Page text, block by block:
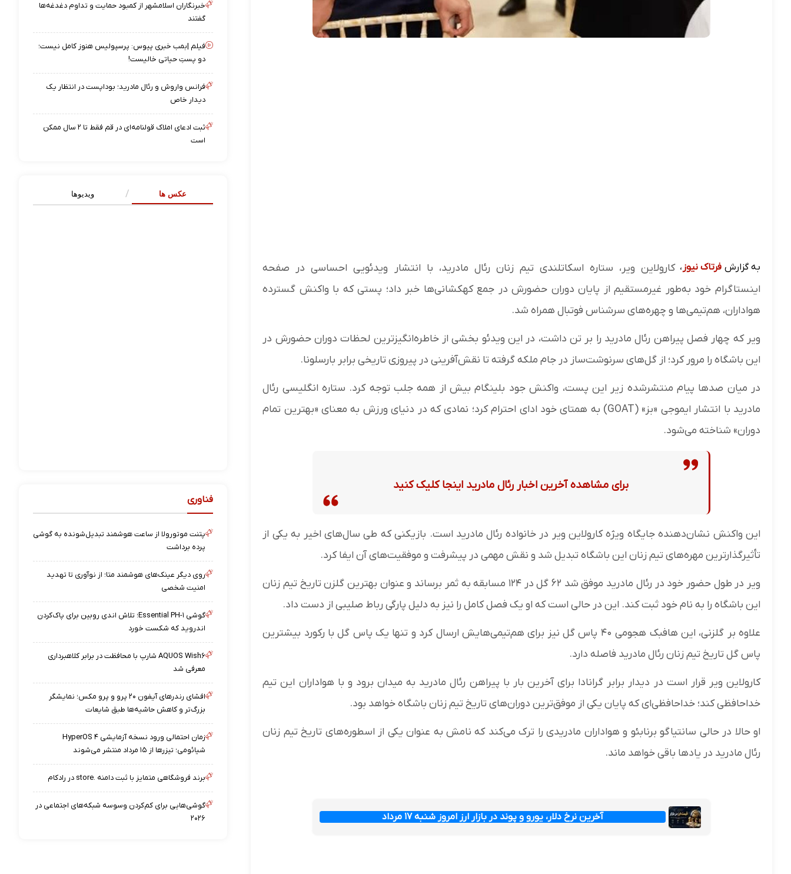
به گزارش فرتاک نیوز ، کارولاین ویر، ستاره اسکاتلندی تیم زنان رئال مادرید، با انتشار ویدئویی احساسی در صفحه
اینستاگرام خود به‌طور غیرمستقیم از پایان دوران حضورش در جمع کهکشانی‌ها خبر داد؛ پستی که با واکنش گسترده
هواداران، هم‌تیمی‌ها و چهره‌های سرشناس فوتبال همراه شد.
ویر که چهار فصل پیراهن رئال مادرید را بر تن داشت، در این ویدئو بخشی از خاطره‌انگیزترین لحظات دوران حضورش در
این باشگاه را مرور کرد؛ از گل‌های سرنوشت‌ساز در جام ملکه گرفته تا نقش‌آفرینی در پیروزی تاریخی برابر بارسلونا.
در میان صدها پیام منتشرشده زیر این پست، واکنش جود بلینگام بیش از همه جلب توجه کرد. ستاره انگلیسی رئال
مادرید با انتشار ایموجی «بز» (GOAT) به همتای خود ادای احترام کرد؛ نمادی که در دنیای ورزش به معنای «بهترین تمام
دوران» شناخته می‌شود.
برای مشاهده آخرین اخبار رئال مادرید اینجا کلیک کنید
این واکنش نشان‌دهنده جایگاه ویژه کارولاین ویر در خانواده رئال مادرید است. بازیکنی که طی سال‌های اخیر به یکی از
تأثیرگذارترین مهره‌های تیم زنان این باشگاه تبدیل شد و نقش مهمی در پیشرفت و موفقیت‌های آن ایفا کرد.
ویر در طول حضور خود در رئال مادرید موفق شد ۶۲ گل در ۱۲۴ مسابقه به ثمر برساند و عنوان بهترین گلزن تاریخ تیم زنان
این باشگاه را به نام خود ثبت کند. این در حالی است که او یک فصل کامل را نیز به دلیل پارگی رباط صلیبی از دست داد.
علاوه بر گلزنی، این هافبک هجومی ۴۰ پاس گل نیز برای هم‌تیمی‌هایش ارسال کرد و تنها یک پاس گل با رکورد بیشترین
پاس گل تاریخ تیم زنان رئال مادرید فاصله دارد.
کارولاین ویر قرار است در دیدار برابر گرانادا برای آخرین بار با پیراهن رئال مادرید به میدان برود و با هواداران این تیم
خداحافظی کند؛ خداحافظی‌ای که پایان یکی از موفق‌ترین دوران‌های تاریخ تیم زنان باشگاه خواهد بود.
او حالا در حالی سانتیاگو برنابئو و هواداران مادریدی را ترک می‌کند که نامش به عنوان یکی از اسطوره‌های تاریخ تیم زنان
رئال مادرید در یادها باقی خواهد ماند.
آخرین نرخ دلار، یورو و پوند در بازار ارز امروز شنبه ۱۷ مرداد
خبرنگاران اسلامشهر از کمبود حمایت و تداوم دغدغه‌ها
گفتند
فیلم |بمب خبری پیوس: پرسپولیس هنوز کامل نیست؛
دو پستِ حیاتی خالیست!
فرانس واروش و رئال مادرید؛ بوداپست در انتظار یک
دیدار خاص
ثبت ادعای املاک قولنامه‌ای در قم فقط تا ۲ سال ممکن
است
عکس ها ویدیوها
فناوری
پتنت موتورولا از ساعت هوشمند تبدیل‌شونده به گوشی
پرده برداشت
روی دیگر عینک‌های هوشمند متا؛ از نوآوری تا تهدید
امنیت شخصی
گوشی Essential PH-۱؛ تلاش اندی روبین برای پاک‌کردن
اندروید که شکست خورد
AQUOS Wish۶ شارپ با محافظت در برابر کلاهبرداری
معرفی شد
افشای رندرهای آیفون ۲۰ پرو و پرو مکس؛ نمایشگر
بزرگ‌تر و کاهش حاشیه‌ها طبق شایعات
زمان احتمالی ورود نسخه آزمایشی HyperOS ۴
شیائومی؛ تیزرها از ۱۵ مرداد منتشر می‌شوند
برند فروشگاهی متمایز با ثبت دامنه .store در رادکام
گوشی‌هایی برای کم‌کردن وسوسه شبکه‌های اجتماعی در
۲۰۲۶